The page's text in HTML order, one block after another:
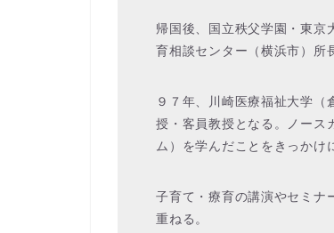
帰国後、国立秩父学園・東京
育相談センター（横浜市）所
９７年、川崎医療福祉大学
授・客員教授となる。ノース
ム）を学んだことをきっかけ
子育て・療育の講演やセミナ
重ねる。